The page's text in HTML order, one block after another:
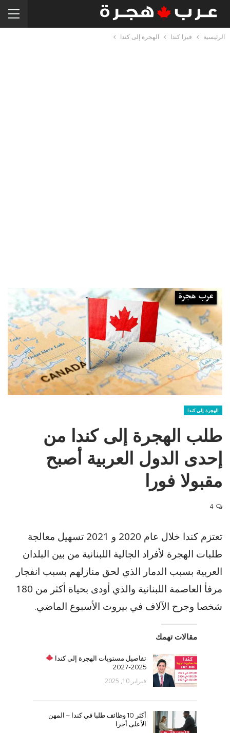
الرئيسية فيزا كندا الهجرة إلى كندا
الهجرة إلى كندا
طلب الهجرة إلى كندا من
إحدى الدول العربية أصبح
مقبولا فورا
4
تعتزم كندا خلال عام 2020 و 2021 تسهيل معالجة
طلبات الهجرة لأفراد الجالية اللبنانية من بين البلدان
العربية بسبب الدمار الذي لحق منازلهم بسبب انفجار
مرفأ العاصمة اللبنانية والذي أودى بحياة أكثر من 180
شخصا وجرح الآلاف في بيروت الأسبوع الماضي.
مقالات تهمك
تفاصيل مستويات الهجرة إلى كندا
2025-2027
فبراير 10, 2025
أكثر 10 وظائف طلبا في كندا – المهن
الأعلى أجرا